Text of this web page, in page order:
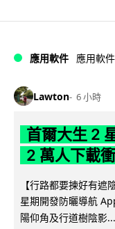
應用軟件 應用軟件
Lawton 6 小時
首爾大生 2
2 萬人下載
【行路都要揀好有
星期開發防曬導航
陽仰角及行道樹陰影...